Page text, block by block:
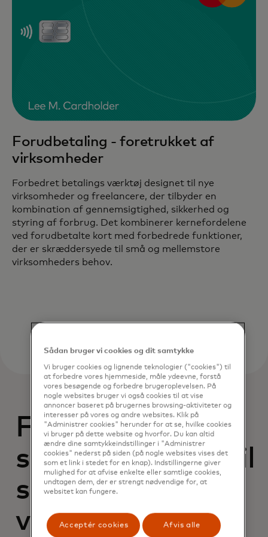
Forudbetaling - foretrukket af
virksomheder
Forbedret betalings værktøj designet til nye
virksomheder og freelancere, der tilbyder en
kombination af gennemsigtighed, sikkerhed og
styring af forbrug. Det kombinerer kernefordelene
ved forudbetalte kort med forbedrede funktioner,
der er skræddersyede til små og mellemstore
virksomheders behov.
Fordele, som er
skræddersyede til
små
virksomheder
Sådan bruger vi cookies og dit samtykke
Vi bruger cookies og lignende teknologier ("cookies") til
at forbedre vores hjemmeside, måle ydeevne, forstå
vores besøgende og forbedre brugeroplevelsen. På
nogle websites bruger vi også cookies til at vise
annoncer baseret på brugernes browsing-aktiviteter og
interesser på vores og andre websites. Klik på
"Administrer cookies" herunder for at se, hvilke cookies
vi bruger på dette website og hvorfor. Du kan altid
ændre dine samtykkeindstillinger i "Administrer
cookies" nederst på siden (på nogle websites vises det
som et link i stedet for en knap). Indstillingerne giver
mulighed for at afvise enkelte eller samtlige cookies,
undtagen dem, der er strengt nødvendige for, at
websitet kan fungere.
Acceptér cookies Afvis alle